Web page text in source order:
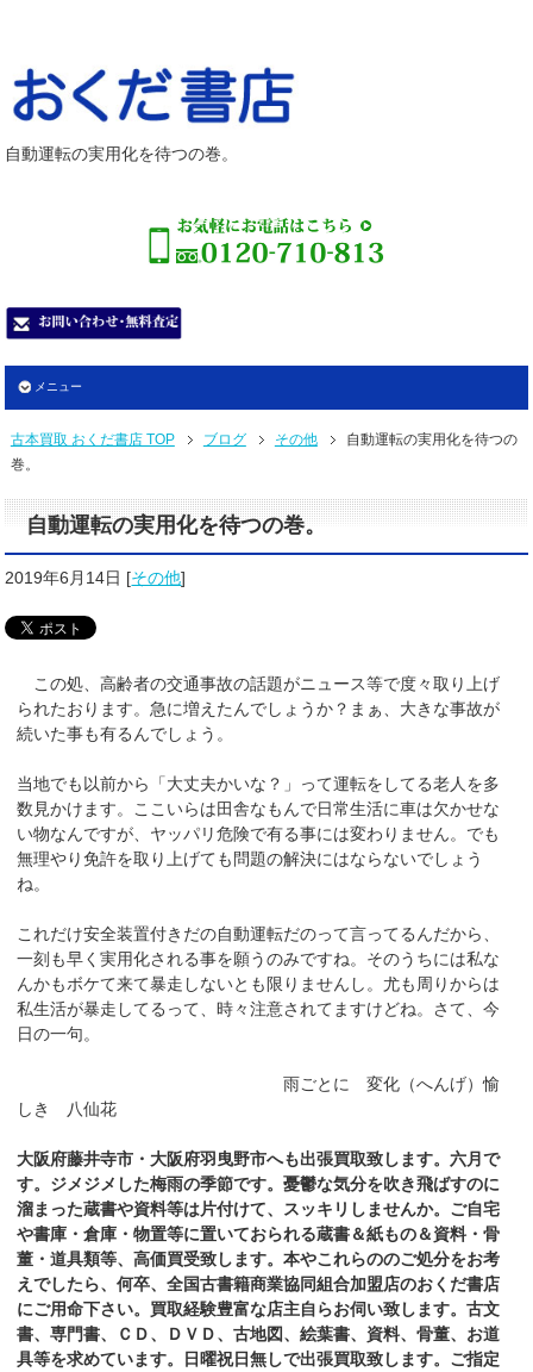
自動運転の実用化を待つの巻。
メニュー
古本買取 おくだ書店 TOP ブログ その他
自動運転の実用化を待つの
巻。
自動運転の実用化を待つの巻。
2019年6月14日 [その他]
この処、高齢者の交通事故の話題がニュース等で度々取り上げ
られたおります。急に増えたんでしょうか？まぁ、大きな事故が
続いた事も有るんでしょう。
当地でも以前から「大丈夫かいな？」って運転をしてる老人を多
数見かけます。ここいらは田舎なもんで日常生活に車は欠かせな
い物なんですが、ヤッパリ危険で有る事には変わりません。でも
無理やり免許を取り上げても問題の解決にはならないでしょう
ね。
これだけ安全装置付きだの自動運転だのって言ってるんだから、
一刻も早く実用化される事を願うのみですね。そのうちには私な
んかもボケて来て暴走しないとも限りませんし。尤も周りからは
私生活が暴走してるって、時々注意されてますけどね。さて、今
日の一句。
雨ごとに 変化（へんげ）愉
しき 八仙花
大阪府藤井寺市・大阪府羽曳野市へも出張買取致します。六月で
す。ジメジメした梅雨の季節です。憂鬱な気分を吹き飛ばすのに
溜まった蔵書や資料等は片付けて、スッキリしませんか。ご自宅
や書庫・倉庫・物置等に置いておられる蔵書＆紙もの＆資料・骨
董・道具類等、高価買受致します。本やこれらののご処分をお考
えでしたら、何卒、全国古書籍商業協同組合加盟店のおくだ書店
にご用命下さい。買取経験豊富な店主自らお伺い致します。古文
書、専門書、ＣＤ、ＤＶＤ、古地図、絵葉書、資料、骨董、お道
具等を求めています。日曜祝日無しで出張買取致します。ご指定